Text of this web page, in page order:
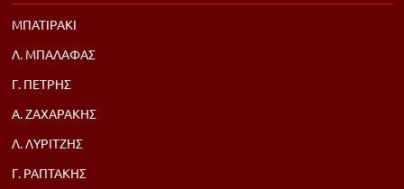
ΜΠΑΤΙΡΑΚΙ
Λ. ΜΠΑΛΑΦΑΣ
Γ. ΠΕΤΡΗΣ
Α. ΖΑΧΑΡΑΚΗΣ
Λ. ΛΥΡΙΤΖΗΣ
Γ. ΡΑΠΤΑΚΗΣ